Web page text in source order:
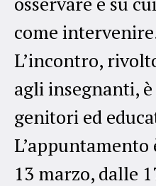
come
L’incontro,
agli insegnanti,
genitori ed
13 marzo, dalle